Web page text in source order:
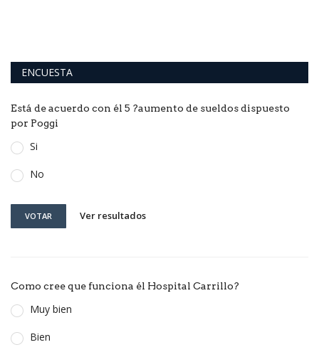
ENCUESTA
Está de acuerdo con él 5 ?aumento de sueldos dispuesto
por Poggi
Si
No
VOTAR Ver resultados
Como cree que funciona él Hospital Carrillo?
Muy bien
Bien